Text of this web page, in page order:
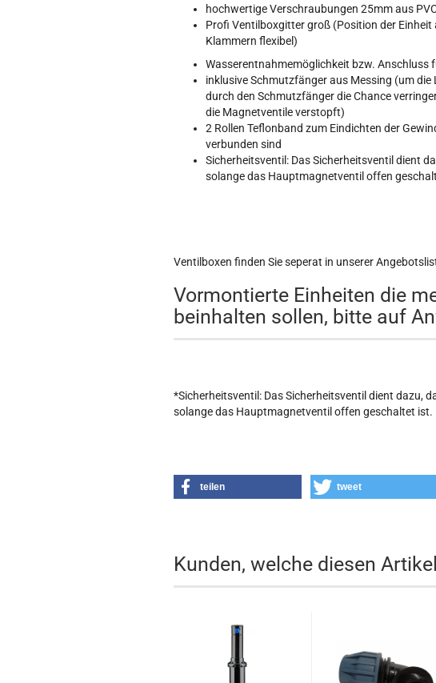
hochwertige Verschraubungen 25mm aus
Profi Ventilboxgitter groß (Position der
Klammern flexibel)
Wasserentnahmemöglichkeit bzw. Anschluss
inklusive Schmutzfänger aus Messing (um
durch den Schmutzfänger die Chance
die Magnetventile verstopft)
2 Rollen Teflonband zum Eindichten der
verbunden sind
Sicherheitsventil: Das Sicherheitsventil dient
solange das Hauptmagnetventil offen
Ventilboxen finden Sie seperat in unserer
Vormontierte Einheiten die
beinhalten sollen, bitte auf
*Sicherheitsventil: Das Sicherheitsventil dient dazu,
solange das Hauptmagnetventil offen geschaltet ist.
teilen tweet
Kunden, welche diesen